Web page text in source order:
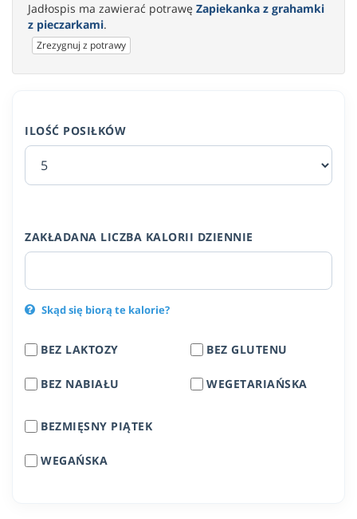
Jadłospis ma zawierać potrawę Zapiekanka z grahamki
z pieczarkami.
Zrezygnuj z potrawy
ILOŚĆ POSIŁKÓW
ZAKŁADANA LICZBA KALORII DZIENNIE
Skąd się biorą te kalorie?
BEZ LAKTOZY
BEZ NABIAŁU
BEZ GLUTENU
WEGETARIAŃSKA
BEZMIĘSNY PIĄTEK
WEGAŃSKA